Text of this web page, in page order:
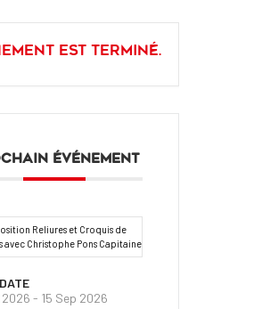
est terminé.
ÉVÉNEMENT
Reliures et Croquis de
avec Christophe Pons Capitaine
DATE
2026 - 15 Sep 2026